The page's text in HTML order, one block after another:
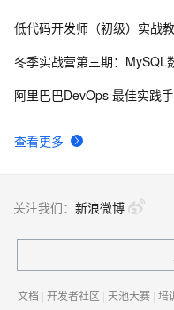
8 云服务器ECS，你真的懂
查看更多
低代码开发师（初级）实战
冬季实战营第三期：MySQL
阿里巴巴DevOps 最佳实践
关注我们： 新浪微博
文档 | 开发者社区 | 天池大赛 | 培